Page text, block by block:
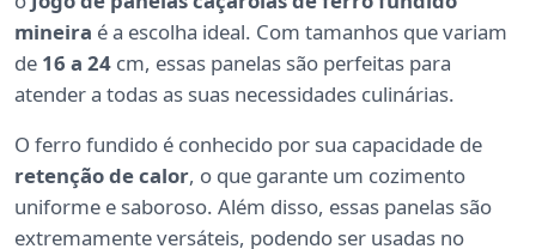
mineira é a escolha ideal. Com tamanhos que variam
de 16 a 24 cm, essas panelas são perfeitas para
atender a todas as suas necessidades culinárias.
O ferro fundido é conhecido por sua capacidade de
retenção de calor, o que garante um cozimento
uniforme e saboroso. Além disso, essas panelas são
extremamente versáteis, podendo ser usadas no